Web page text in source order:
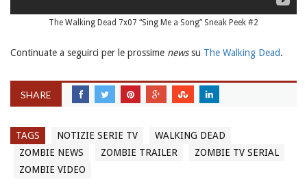
The Walking Dead 7x07 “Sing Me a Song” Sneak Peek #2
Continuate a seguirci per le prossime newssu The Walking Dead.
SHARE
TAGS NOTIZIE SERIE TV
WALKING DEAD
ZOMBIE NEWS
ZOMBIE TRAILER
ZOMBIE TV SERIAL
ZOMBIE VIDEO